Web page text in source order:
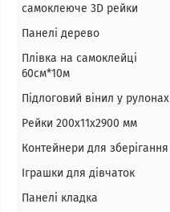
самоклеюче 3D рейки
Панелі дерево
Плівка на самоклейці
60см*10м
Підлоговий вінил у рулонах
Рейки 200х11х2900 мм
Контейнери для зберігання
Іграшки для дівчаток
Панелі кладка